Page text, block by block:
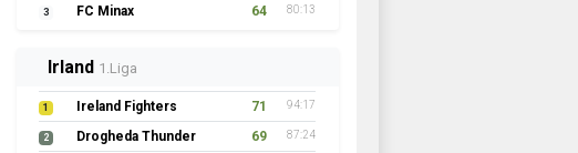
3 FC Minax 64 80:13
Irland 1.Liga
1 Ireland Fighters 71 94:17
2 Drogheda Thunder 69 87:24